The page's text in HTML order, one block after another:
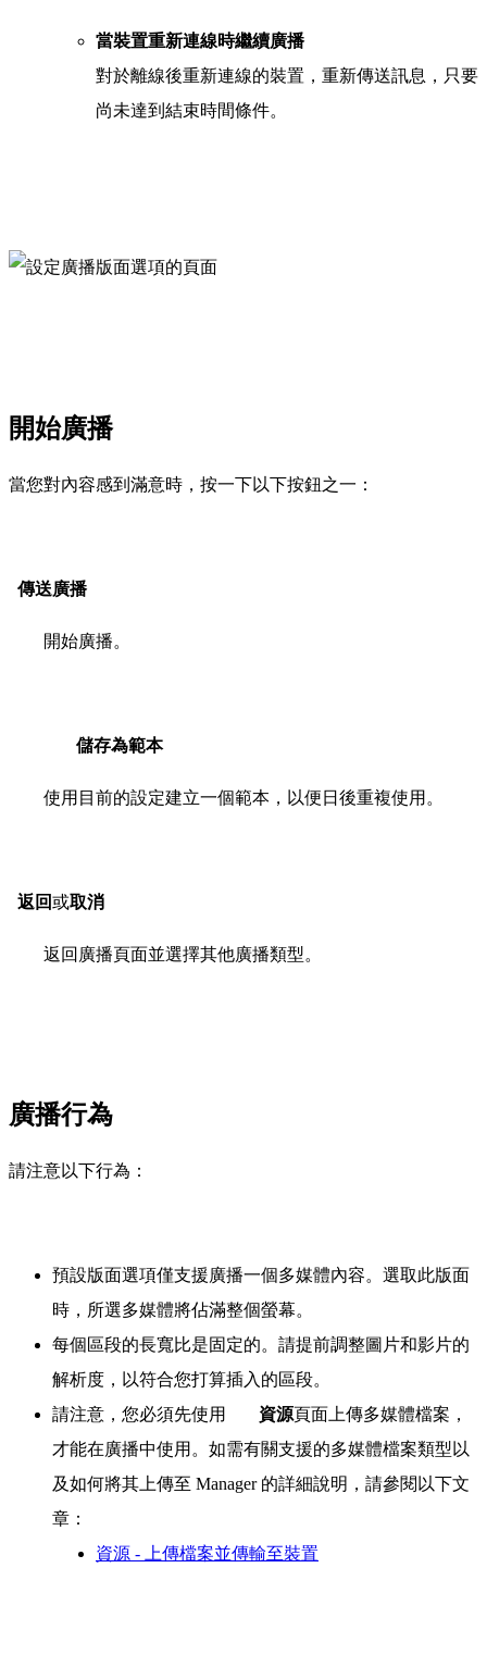
當裝置重新連線時繼續廣播
對於離線後重新連線的裝置，重新傳送訊息，只要
尚未達到結束時間條件。
開始廣播
當您對內容感到滿意時，按一下以下按鈕之一：
傳送廣播
開始廣播。
儲存為範本
使用目前的設定建立一個範本，以便日後重複使用。
返回或取消
返回廣播頁面並選擇其他廣播類型。
廣播行為
請注意以下行為：
預設版面選項僅支援廣播一個多媒體內容。選取此版面
時，所選多媒體將佔滿整個螢幕。
每個區段的長寬比是固定的。請提前調整圖片和影片的
解析度，以符合您打算插入的區段。
請注意，您必須先使用
資源頁面上傳多媒體檔案，
才能在廣播中使用。如需有關支援的多媒體檔案類型以
及如何將其上傳至 Manager 的詳細說明，請參閱以下文
章：
資源 - 上傳檔案並傳輸至裝置